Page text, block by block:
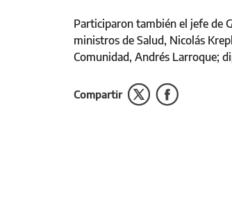
Participaron también el jefe de
ministros de Salud, Nicolás
Comunidad, Andrés Larroque;
Compartir